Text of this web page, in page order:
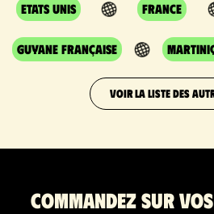
Etats Unis France
Guyane Française
VOIR LA LISTE DES
Commandez sur